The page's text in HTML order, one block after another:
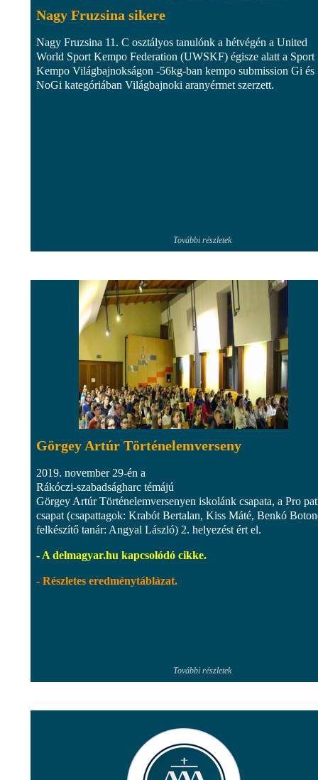
Nagy Fruzsina sikere
Nagy Fruzsina 11. C osztályos tanulónk a hétvégén a United
World Sport Kempo Federation (UWSKF) égisze alatt a Sport
Kempo Világbajnokságon -56kg-ban kempo submission Gi és
NoGi kategóriában Világbajnoki aranyérmet szerzett.
További részletek
Görgey Artúr Történelemverseny
2019. november 29-én a
Rákóczi-szabadságharc témájú
Görgey Artúr Történelemversenyen iskolánk csapata, a Pro
csapat (csapattagok: Krabót Bertalan, Kiss Máté, Benkó
felkészítő tanár: Angyal László) 2. helyezést ért el.
- A delmagyar.hu kapcsolódó cikke.
- Részletes eredménytáblázat.
További részletek